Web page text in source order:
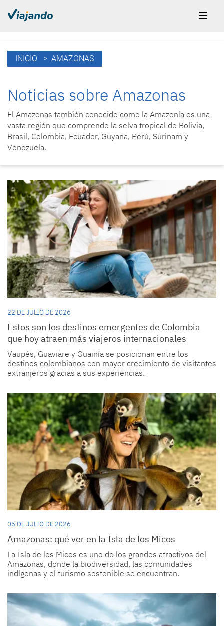
INICIO > AMAZONAS
Noticias sobre Amazonas
El Amazonas también conocido como la Amazonía es una
vasta región que comprende la selva tropical de Bolivia,
Brasil, Colombia, Ecuador, Guyana, Perú, Surinam y
Venezuela.
22 DE JULIO DE 2026
Estos son los destinos emergentes de Colombia
que hoy atraen más viajeros internacionales
Vaupés, Guaviare y Guainía se posicionan entre los
destinos colombianos con mayor crecimiento de visitantes
extranjeros gracias a sus experiencias.
06 DE JULIO DE 2026
Amazonas: qué ver en la Isla de los Micos
La Isla de los Micos es uno de los grandes atractivos del
Amazonas, donde la biodiversidad, las comunidades
indígenas y el turismo sostenible se encuentran.